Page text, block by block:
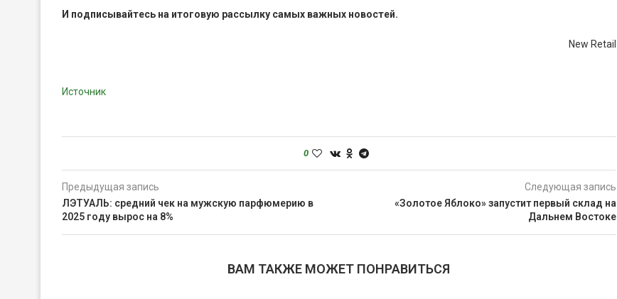
И подписывайтесь на итоговую рассылку самых важных новостей.
New Retail
Источник
0
Предыдущая запись
ЛЭТУАЛЬ: средний чек на мужскую парфюмерию в
2025 году вырос на 8%
Следующая запись
«Золотое Яблоко» запустит первый склад на
Дальнем Востоке
ВАМ ТАКЖЕ МОЖЕТ ПОНРАВИТЬСЯ